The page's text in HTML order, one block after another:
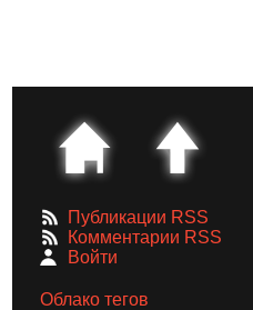
Публикации RSS
Комментарии RSS
Войти
Облако тегов